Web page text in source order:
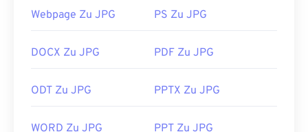
Webpage Zu JPG PS Zu JPG
DOCX Zu JPG PDF Zu JPG
ODT Zu JPG PPTX Zu JPG
WORD Zu JPG PPT Zu JPG